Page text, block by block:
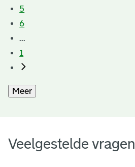
5
6
...
1
Meer
Veelgestelde vragen